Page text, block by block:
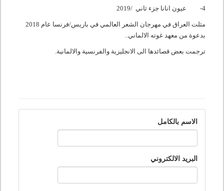
4- عيون انانا جزء ثاني /2019
مثلت العراق في مهرجان الشعر العالمي في باريس/فرنسا عام 2018
بدعوة من معهد غوته الالماني..
ترجمت بعض قصائدها الى الانجليزية والفرنسية والالمانية.
الاسم بالكامل
البريد الالكتروني